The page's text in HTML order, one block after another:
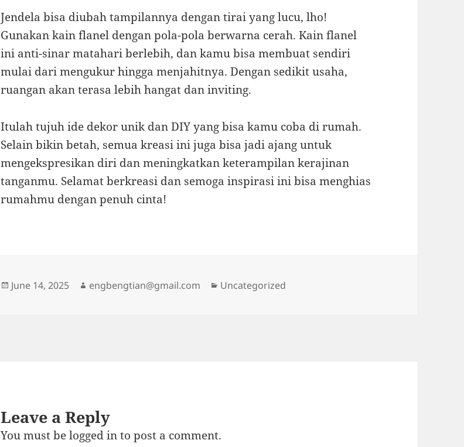
Jendela bisa diubah tampilannya dengan tirai yang lucu, lho!
Gunakan kain flanel dengan pola-pola berwarna cerah. Kain flanel
ini anti-sinar matahari berlebih, dan kamu bisa membuat sendiri
mulai dari mengukur hingga menjahitnya. Dengan sedikit usaha,
ruangan akan terasa lebih hangat dan inviting.
Itulah tujuh ide dekor unik dan DIY yang bisa kamu coba di rumah.
Selain bikin betah, semua kreasi ini juga bisa jadi ajang untuk
mengekspresikan diri dan meningkatkan keterampilan kerajinan
tanganmu. Selamat berkreasi dan semoga inspirasi ini bisa menghias
rumahmu dengan penuh cinta!
Posted
June 14, 2025 Author
engbengtian@gmail.com Categories
Uncategorized
Leave a Reply
You must belogged into post a comment.